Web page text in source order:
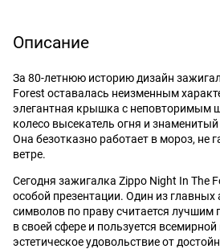
Описание
За 80-летнюю историю дизайн
Forest оставалась неизменным
элегантная крышка с неповторимым
колесо высекатель огня и
Она безотказно работает в мороз, не
ветре.
Сегодня зажигалка Zippo Night In The
особой презентации. Один из главных
символов по праву считается лучшим
в своей сфере и пользуется
эстетическое удовольствие от